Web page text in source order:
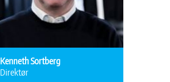
Kenneth Sortberg
Direktør